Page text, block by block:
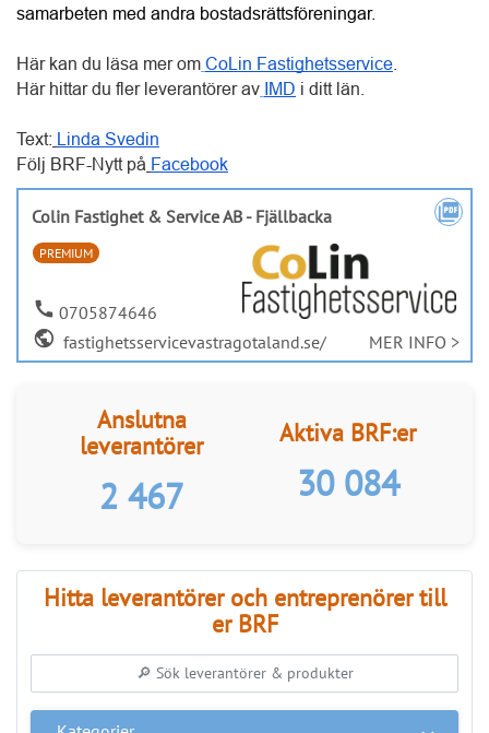
Colin Fastighet & Service AB - Fjällbacka
call0705874646
fastighetsservicevastragotaland.se/ MER INFO >
leverantörer
2 467
Aktiva BRF:er
30 084
Hitta leverantörer och entreprenörer till
Kategorier
Regioner